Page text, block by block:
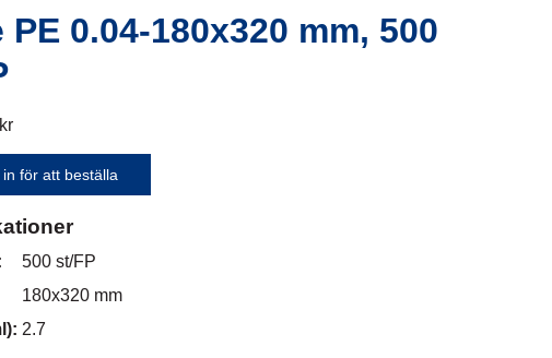
PE 0.04-180x320 mm, 500
för att beställa
500 st/FP
180x320 mm
2.7